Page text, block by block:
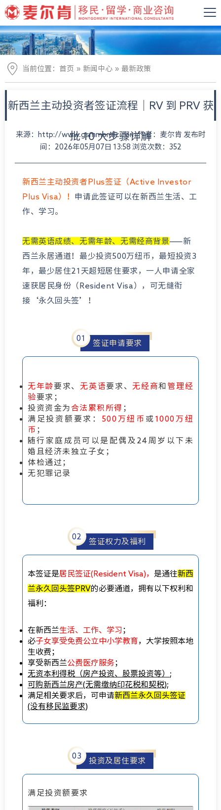
当前位置： 首页 » 新闻中心 » 最新政策
新西兰主动投资者签证流程｜RV 到 PRV 获
批 10 大步骤详解
来源：http://www.gsmmontic.com 作者：麦尔肯 发布时
间：2026年05月07日 13:58 浏览次数：352
新西兰主动投资者Plus签证（Active Investor
Plus Visa）！ 申请此签证可以在新西兰生活、工
作、学习。
无需英语成绩、无需年龄、无需经商背景——新
西兰永居通道！最少投资500万纽币，最短投资3
年，最少居住21天超短居住要求，一人申请全家
速获居民身份（Resident Visa），可无缝衔
接‘永久回头签’！
01
签证申请要求
无年龄要求、无英语要求、无经商和 管理经
验要求；
投资资金为合法累积所得 ；
满足投资额要求： 500万纽币 或 1000万纽
币 ；
随行家庭成员可以是配偶及24周岁以下未
婚且经济未独立子女；
体检通过；
无犯罪记录
02
签证权力及福利
本签证是居民签证(Resident Visa)， 是通往新西
兰永久回头签PRV的必要通道，拥有以下权利和
福利：
在新西兰生活、工作、学习 ；
必子女享受免费公立中小学教育，大学按照本地
生收费；
享受新西兰公费医疗服务 ；
无资本利得税（房产投资、股票投资等） ;
可购新西兰房产(无需缴纳印花税和契税);
满足相关要求后，可申请新西兰永久回头签证
(没有移民监要求)
03
投资及居住要求
满足投资额要求